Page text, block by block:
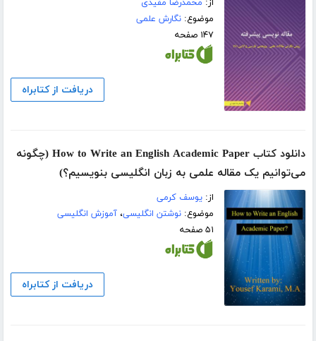
از: محمدرضا مفیدی
موضوع:نگارش علمی
۱۴۷ صفحه
دریافت از کتابراه
دانلود کتاب How to Write an English Academic Paper (چگونه
می‌توانیم یک مقاله علمی به زبان انگلیسی بنویسیم؟)
از:یوسف کرمی
موضوع:نوشتن انگلیسی،آموزش انگلیسی
۵۱ صفحه
دریافت از کتابراه